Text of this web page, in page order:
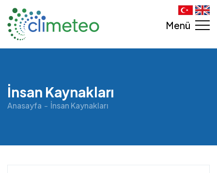
Menü
İnsan Kaynakları
Anasayfa İnsan Kaynakları